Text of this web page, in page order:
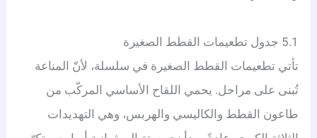
5.1 جدول تطعيمات القطط الصغيرة
تأتي تطعيمات القطط الصغيرة في سلسلة، لأنّ المناعة
تُبنى على مراحل. يحمي اللقاح الأساسي المركّب من
طاعون القطط والكاليسي والهربس، وهي التهديدات